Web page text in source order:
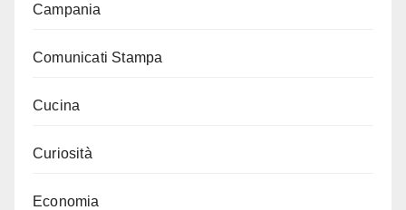
Campania
Comunicati Stampa
Cucina
Curiosità
Economia